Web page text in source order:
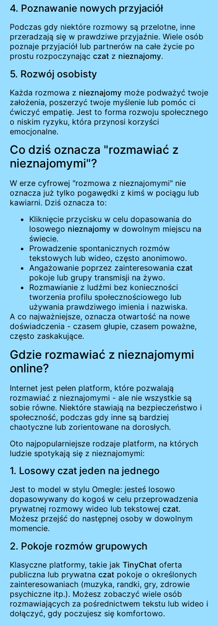
4. Poznawanie nowych przyjaciół
Podczas gdy niektóre rozmowy są przelotne, inne
przeradzają się w prawdziwe przyjaźnie. Wiele osób
poznaje przyjaciół lub partnerów na całe życie po
prostu rozpoczynając czat z nieznajomy.
5. Rozwój osobisty
Każda rozmowa z nieznajomy może podważyć twoje
założenia, poszerzyć twoje myślenie lub pomóc ci
ćwiczyć empatię. Jest to forma rozwoju społecznego
o niskim ryzyku, która przynosi korzyści
emocjonalne.
Co dziś oznacza "rozmawiać z
nieznajomymi"?
W erze cyfrowej "rozmowa z nieznajomymi" nie
oznacza już tylko pogawędki z kimś w pociągu lub
kawiarni. Dziś oznacza to:
Kliknięcie przycisku w celu dopasowania do
losowego nieznajomy w dowolnym miejscu na
świecie.
Prowadzenie spontanicznych rozmów
tekstowych lub wideo, często anonimowo.
Angażowanie poprzez zainteresowania czat
pokoje lub grupy transmisji na żywo.
Rozmawianie z ludźmi bez konieczności
tworzenia profilu społecznościowego lub
używania prawdziwego imienia i nazwiska.
A co najważniejsze, oznacza otwartość na nowe
doświadczenia - czasem głupie, czasem poważne,
często zaskakujące.
Gdzie rozmawiać z nieznajomymi
online?
Internet jest pełen platform, które pozwalają
rozmawiać z nieznajomymi - ale nie wszystkie są
sobie równe. Niektóre stawiają na bezpieczeństwo i
społeczność, podczas gdy inne są bardziej
chaotyczne lub zorientowane na dorosłych.
Oto najpopularniejsze rodzaje platform, na których
ludzie spotykają się z nieznajomymi:
1. Losowy czat jeden na jednego
Jest to model w stylu Omegle: jesteś losowo
dopasowywany do kogoś w celu przeprowadzenia
prywatnej rozmowy wideo lub tekstowej czat.
Możesz przejść do następnej osoby w dowolnym
momencie.
2. Pokoje rozmów grupowych
Klasyczne platformy, takie jak TinyChat oferta
publiczna lub prywatna czat pokoje o określonych
zainteresowaniach (muzyka, randki, gry, zdrowie
psychiczne itp.). Możesz zobaczyć wiele osób
rozmawiających za pośrednictwem tekstu lub wideo i
dołączyć, gdy poczujesz się komfortowo.